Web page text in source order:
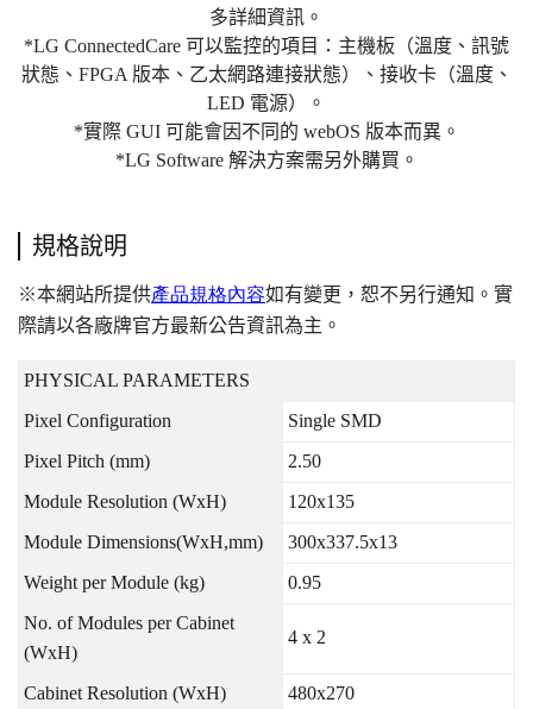
多詳細資訊。
*LG ConnectedCare 可以監控的項目：主機板（溫度、訊號
狀態、FPGA 版本、乙太網路連接狀態）、接收卡（溫度、
LED 電源）。
*實際 GUI 可能會因不同的 webOS 版本而異。
*LG Software 解決方案需另外購買。
規格說明
※本網站所提供產品規格內容如有變更，恕不另行通知。實
際請以各廠牌官方最新公告資訊為主。
PHYSICAL PARAMETERS
Pixel Configuration
Single SMD
Pixel Pitch (mm)
2.50
Module Resolution (WxH)
120x135
Module Dimensions(WxH,mm)
300x337.5x13
Weight per Module (kg)
0.95
No. of Modules per Cabinet
(WxH)
4 x 2
Cabinet Resolution (WxH)
480x270